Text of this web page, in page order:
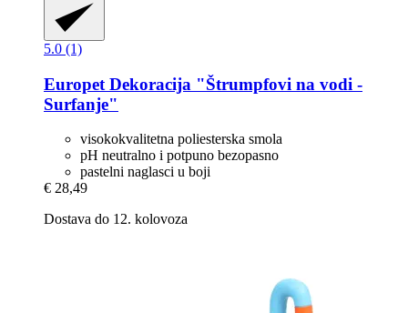
5.0 (1)
Europet Dekoracija "Štrumpfovi na vodi -​
Surfanje"
visokokvalitetna poliesterska smola
pH neutralno i potpuno bezopasno
pastelni naglasci u boji
€ 28,49
Dostava do 12. kolovoza